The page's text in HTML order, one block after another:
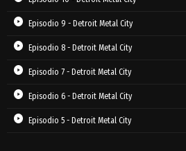
Episodio 9 - Detroit Metal City
Episodio 8 - Detroit Metal City
Episodio 7 - Detroit Metal City
Episodio 6 - Detroit Metal City
Episodio 5 - Detroit Metal City